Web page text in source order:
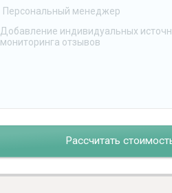
Персональный менеджер
Добавление индивидуальных
мониторинга отзывов
Рассчитать